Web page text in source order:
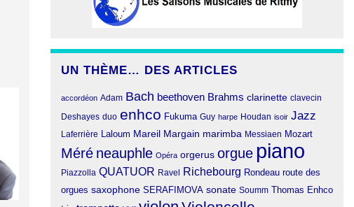
UN THÈME… DES ARTICLES
accordéon Adam Bach beethoven Brahms clarinette clavecin
Deshayes duo enhco Fukuma Guy harpe Houdan isoir Jazz
Laferrière Laloum Mareil Margain marimba Messiaen Mozart
Méré neauphle Opéra orgerus orgue piano
Piazzolla QUATUOR Ravel Richebourg Rondeau route des
orgues saxophone SERAFIMOVA sonate Soumm Thomas Enhco